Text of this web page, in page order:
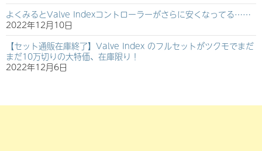
よくみるとValve Indexコントローラーがさらに安くなってる……
2022年12月10日
【セット通販在庫終了】Valve Index のフルセットがツクモでまだ
まだ10万切りの大特価、在庫限り！
2022年12月6日